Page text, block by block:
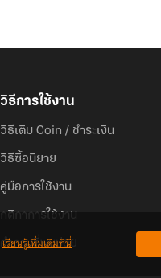
วิธีการใช้งาน
วิธีเติม Coin / ชำระเงิน
วิธีซื้อนิยาย
คู่มือการใช้งาน
กติกาการใช้งาน
คำถามที่พบบ่อย
เรียนรู้เพิ่มเติมที่นี่